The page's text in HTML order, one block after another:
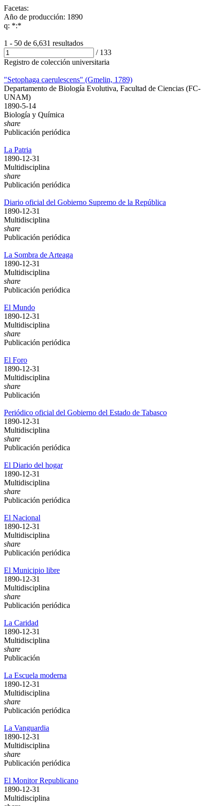
Facetas:
Año de producción: 1890
q: *:*
1 - 50 de 6,631 resultados
/ 133
Registro de colección universitaria
"Setophaga caerulescens" (Gmelin, 1789)
Departamento de Biología Evolutiva, Facultad de Ciencias (FC-
UNAM)
1890-5-14
Biología y Química
share
Publicación periódica
La Patria
1890-12-31
Multidisciplina
share
Publicación periódica
Diario oficial del Gobierno Supremo de la República
1890-12-31
Multidisciplina
share
Publicación periódica
La Sombra de Arteaga
1890-12-31
Multidisciplina
share
Publicación periódica
El Mundo
1890-12-31
Multidisciplina
share
Publicación periódica
El Foro
1890-12-31
Multidisciplina
share
Publicación
Periódico oficial del Gobierno del Estado de Tabasco
1890-12-31
Multidisciplina
share
Publicación periódica
El Diario del hogar
1890-12-31
Multidisciplina
share
Publicación periódica
El Nacional
1890-12-31
Multidisciplina
share
Publicación periódica
El Municipio libre
1890-12-31
Multidisciplina
share
Publicación periódica
La Caridad
1890-12-31
Multidisciplina
share
Publicación
La Escuela moderna
1890-12-31
Multidisciplina
share
Publicación periódica
La Vanguardia
1890-12-31
Multidisciplina
share
Publicación periódica
El Monitor Republicano
1890-12-31
Multidisciplina